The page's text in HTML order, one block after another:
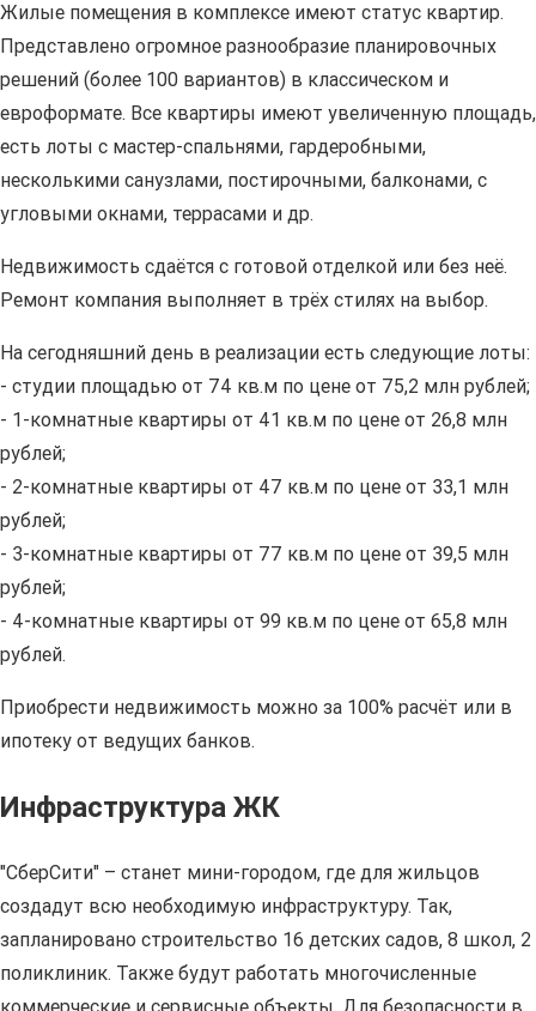
Жилые помещения в комплексе имеют статус квартир.
Представлено огромное разнообразие планировочных
решений (более 100 вариантов) в классическом и
евроформате. Все квартиры имеют увеличенную площадь,
есть лоты с мастер-спальнями, гардеробными,
несколькими санузлами, постирочными, балконами, с
угловыми окнами, террасами и др.
Недвижимость сдаётся с готовой отделкой или без неё.
Ремонт компания выполняет в трёх стилях на выбор.
На сегодняшний день в реализации есть следующие лоты:
- студии площадью от 74 кв.м по цене от 75,2 млн рублей;
- 1-комнатные квартиры от 41 кв.м по цене от 26,8 млн
рублей;
- 2-комнатные квартиры от 47 кв.м по цене от 33,1 млн
рублей;
- 3-комнатные квартиры от 77 кв.м по цене от 39,5 млн
рублей;
- 4-комнатные квартиры от 99 кв.м по цене от 65,8 млн
рублей.
Приобрести недвижимость можно за 100% расчёт или в
ипотеку от ведущих банков.
Инфраструктура ЖК
"СберСити" – станет мини-городом, где для жильцов
создадут всю необходимую инфраструктуру. Так,
запланировано строительство 16 детских садов, 8 школ, 2
поликлиник. Также будут работать многочисленные